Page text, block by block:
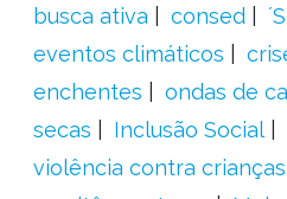
busca ativa
consed
eventos climáticos
enchentes
ondas de
secas
Inclusão Social
violência contra